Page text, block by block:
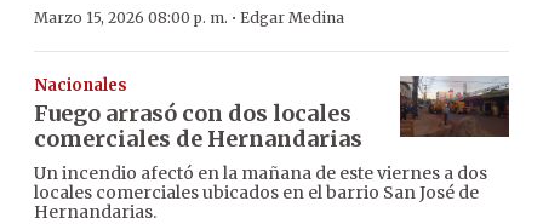
Marzo 15, 2026 08:00 p. m. · Edgar Medina
Nacionales
Fuego arrasó con dos locales
comerciales de Hernandarias
Un incendio afectó en la mañana de este viernes a dos
locales comerciales ubicados en el barrio San José de
Hernandarias.